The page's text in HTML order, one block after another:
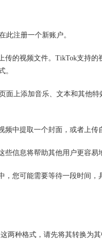
此注册一个新账户。
的视频文件。TikTok支持的
。
上添加音乐、文本和其他特
中提取一个封面，或者上传
信息将帮助其他用户更容易
，您可能需要等待一段时间
两种格式，请先将其转换为其